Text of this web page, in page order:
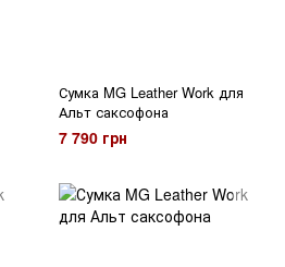
Сумка MG Leather Work для
Альт саксофона
7 790 грн